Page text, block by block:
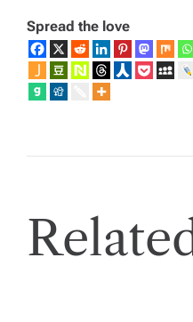
Spread the love